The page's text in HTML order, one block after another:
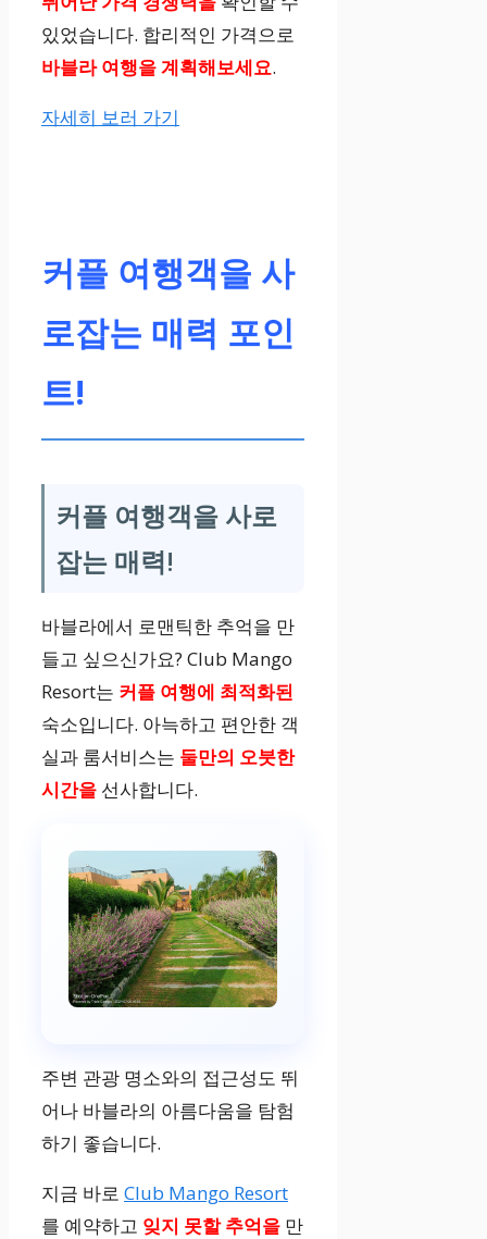
있었습니다. 합리적인 가격으로
바블라 여행을 계획해보세요.
자세히 보러 가기
커플 여행객을 사
로잡는 매력 포인
트!
커플 여행객을 사로
잡는 매력!
바블라에서 로맨틱한 추억을 만
들고 싶으신가요? Club Mango
Resort는 커플 여행에 최적화된
숙소입니다. 아늑하고 편안한 객
실과 룸서비스는 둘만의 오붓한
시간을 선사합니다.
주변 관광 명소와의 접근성도 뛰
어나 바블라의 아름다움을 탐험
하기 좋습니다.
지금 바로 Club Mango Resort
를 예약하고 잊지 못할 추억을 만